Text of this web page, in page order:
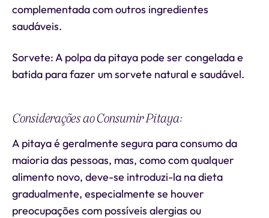
complementada com outros ingredientes
saudáveis.
Sorvete: A polpa da pitaya pode ser congelada e
batida para fazer um sorvete natural e saudável.
Considerações ao Consumir Pitaya:
A pitaya é geralmente segura para consumo da
maioria das pessoas, mas, como com qualquer
alimento novo, deve-se introduzi-la na dieta
gradualmente, especialmente se houver
preocupações com possíveis alergias ou